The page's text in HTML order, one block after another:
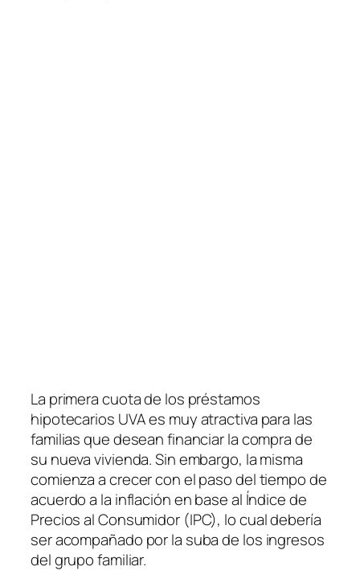
La primera cuota de los préstamos
hipotecarios UVA es muy atractiva para las
familias que desean financiar la compra de
su nueva vivienda. Sin embargo, la misma
comienza a crecer con el paso del tiempo de
acuerdo a la inflación en base al Índice de
Precios al Consumidor (IPC), lo cual debería
ser acompañado por la suba de los ingresos
del grupo familiar.